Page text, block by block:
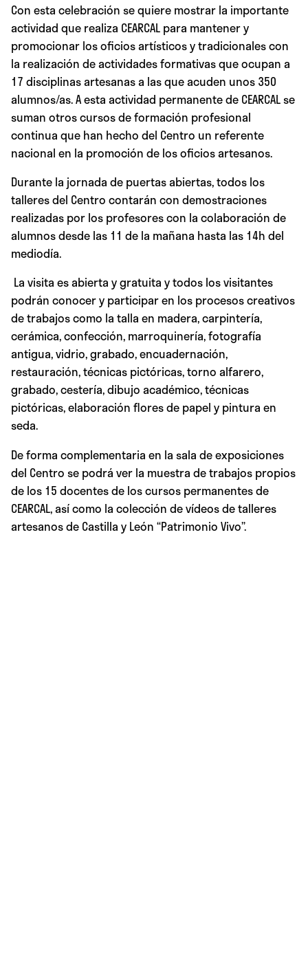
Con esta celebración se quiere mostrar la importante
actividad que realiza CEARCAL para mantener y
promocionar los oficios artísticos y tradicionales con
la realización de actividades formativas que ocupan a
17 disciplinas artesanas a las que acuden unos 350
alumnos/as. A esta actividad permanente de CEARCAL se
suman otros cursos de formación profesional
continua que han hecho del Centro un referente
nacional en la promoción de los oficios artesanos.
Durante la jornada de puertas abiertas, todos los
talleres del Centro contarán con demostraciones
realizadas por los profesores con la colaboración de
alumnos desde las 11 de la mañana hasta las 14h del
mediodía.
La visita es abierta y gratuita y todos los visitantes
podrán conocer y participar en los procesos creativos
de trabajos como la talla en madera, carpintería,
cerámica, confección, marroquinería, fotografía
antigua, vidrio, grabado, encuadernación,
restauración, técnicas pictóricas, torno alfarero,
grabado, cestería, dibujo académico, técnicas
pictóricas, elaboración flores de papel y pintura en
seda.
De forma complementaria en la sala de exposiciones
del Centro se podrá ver la muestra de trabajos propios
de los 15 docentes de los cursos permanentes de
CEARCAL, así como la colección de vídeos de talleres
artesanos de Castilla y León “Patrimonio Vivo”.